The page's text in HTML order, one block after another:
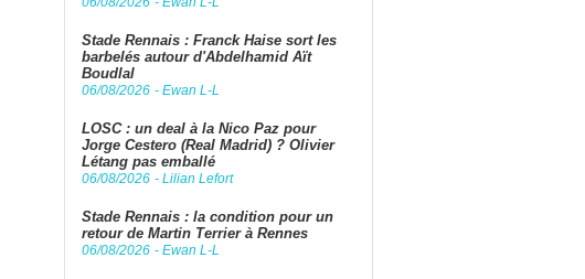
Stade Rennais : Franck Haise sort les
barbelés autour d'Abdelhamid Aït
Boudlal
06/08/2026 - Ewan L-L
LOSC : un deal à la Nico Paz pour
Jorge Cestero (Real Madrid) ? Olivier
Létang pas emballé
06/08/2026 - Lilian Lefort
Stade Rennais : la condition pour un
retour de Martin Terrier à Rennes
06/08/2026 - Ewan L-L